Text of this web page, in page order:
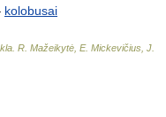
kolobusai
R. Mažeikytė, E. Mickevičius, J.